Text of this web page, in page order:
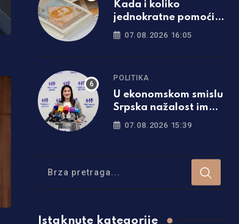
Kada i koliko
jednokratne pomoći
će dobiti penzioneri u
07.08.2026 16:05
POLITIKA
U ekonomskom smislu
Srpska nažalost ima
gore pokazatelje od
07.08.2026 15:39
Istaknute kategorije